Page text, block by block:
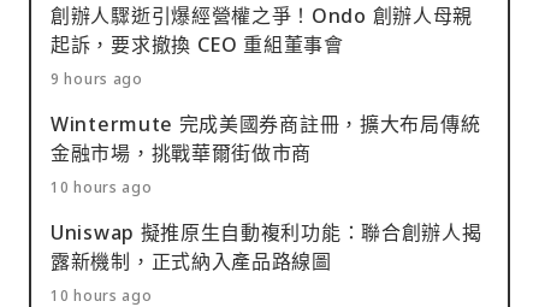
創辦人驟逝引爆經營權之爭！Ondo 創辦人母親
起訴，要求撤換 CEO 重組董事會
9 hours ago
Wintermute 完成美國券商註冊，擴大布局傳統
金融市場，挑戰華爾街做市商
10 hours ago
Uniswap 擬推原生自動複利功能：聯合創辦人揭
露新機制，正式納入產品路線圖
10 hours ago